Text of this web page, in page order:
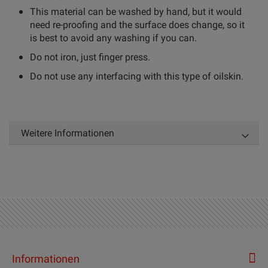
This material can be washed by hand, but it would
need re-proofing and the surface does change, so it
is best to avoid any washing if you can.
Do not iron, just finger press.
Do not use any interfacing with this type of oilskin.
Weitere Informationen
Informationen